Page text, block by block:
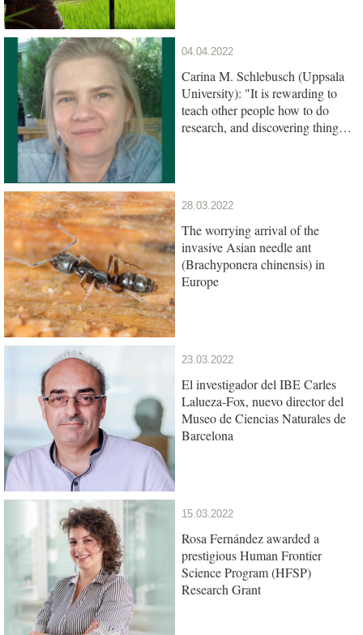
04.04.2022
Carina M. Schlebusch (Uppsala
University): "It is rewarding to
teach other people how to do
research, and discovering things
28.03.2022
The worrying arrival of the
invasive Asian needle ant
(Brachyponera chinensis) in
Europe
23.03.2022
El investigador del IBE Carles
Lalueza-Fox, nuevo director del
Museo de Ciencias Naturales de
Barcelona
15.03.2022
Rosa Fernández awarded a
prestigious Human Frontier
Science Program (HFSP)
Research Grant